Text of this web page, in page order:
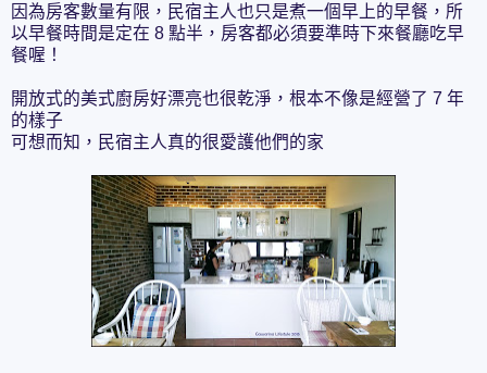
因為房客數量有限，民宿主人也只是煮一個早上的早餐，所
以早餐時間是定在 8 點半，房客都必須要準時下來餐廳吃早
餐喔！
開放式的美式廚房好漂亮也很乾淨，根本不像是經營了 7 年
的樣子
可想而知，民宿主人真的很愛護他們的家